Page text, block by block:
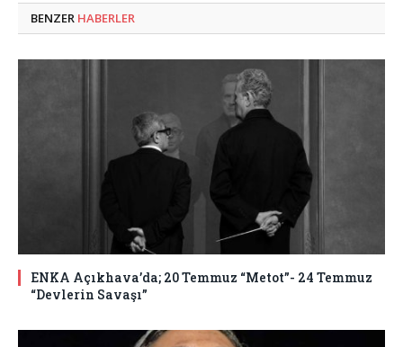
BENZER HABERLER
ENKA Açıkhava’da; 20 Temmuz “Metot”- 24 Temmuz
“Devlerin Savaşı”